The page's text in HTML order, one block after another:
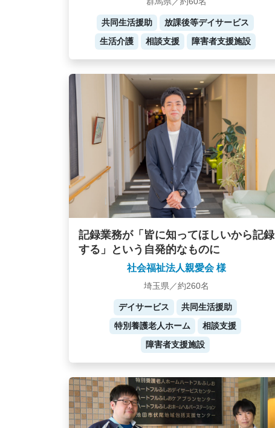
共同生活援助
放課後等デイサービス
生活介護
相談支援 障害者支援施設
記録業務が「皆に知ってほしいから記録
する」という自発的なものに
社会福祉法人親愛会 様
埼玉県／約260名
デイサービス
共同生活援助
特別養護老人ホーム
相談支援
障害者支援施設